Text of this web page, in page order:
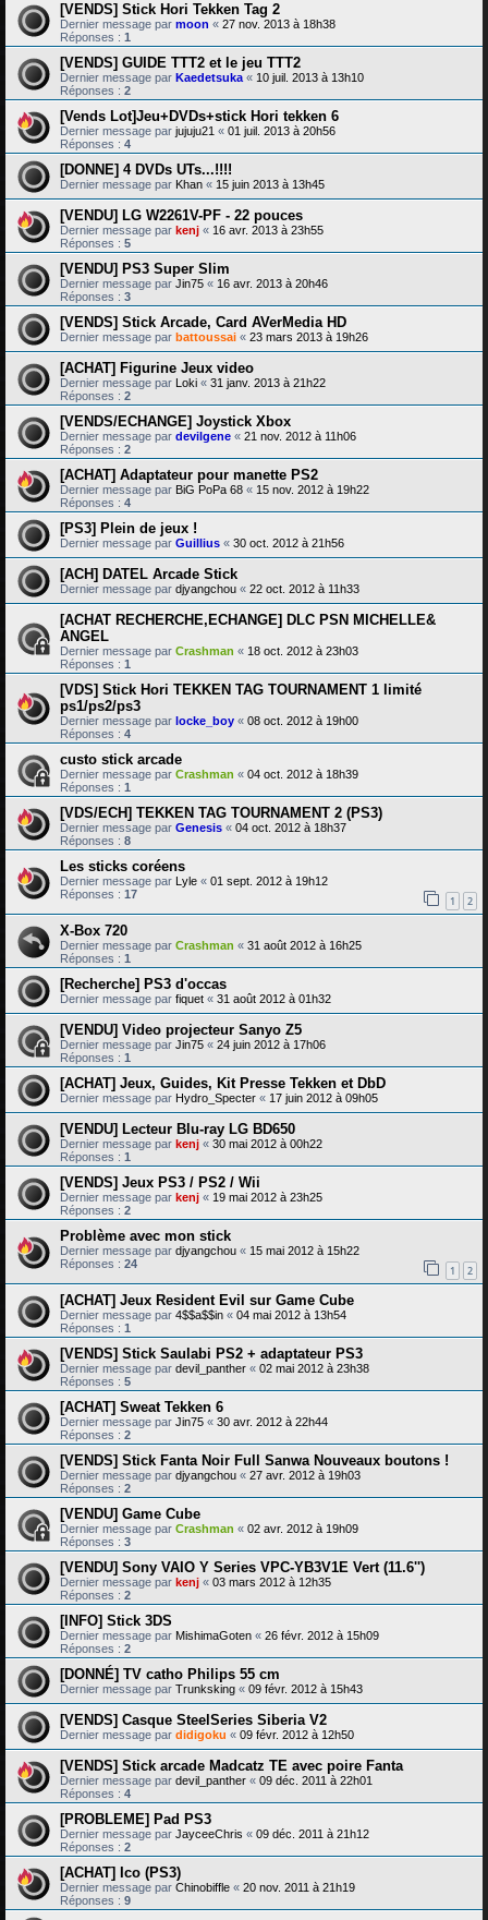
[VENDS] Stick Hori Tekken Tag 2
Dernier message par moon « 27 nov. 2013 à 18h38
Réponses : 1
[VENDS] GUIDE TTT2 et le jeu TTT2
Dernier message par Kaedetsuka « 10 juil. 2013 à 13h10
Réponses : 2
[Vends Lot]Jeu+DVDs+stick Hori tekken 6
Dernier message par jujuju21 « 01 juil. 2013 à 20h56
Réponses : 4
[DONNE] 4 DVDs UTs...!!!!
Dernier message par Khan « 15 juin 2013 à 13h45
[VENDU] LG W2261V-PF - 22 pouces
Dernier message par kenj « 16 avr. 2013 à 23h55
Réponses : 5
[VENDU] PS3 Super Slim
Dernier message par Jin75 « 16 avr. 2013 à 20h46
Réponses : 3
[VENDS] Stick Arcade, Card AVerMedia HD
Dernier message par battoussai « 23 mars 2013 à 19h26
[ACHAT] Figurine Jeux video
Dernier message par Loki « 31 janv. 2013 à 21h22
Réponses : 2
[VENDS/ECHANGE] Joystick Xbox
Dernier message par devilgene « 21 nov. 2012 à 11h06
Réponses : 2
[ACHAT] Adaptateur pour manette PS2
Dernier message par BiG PoPa 68 « 15 nov. 2012 à 19h22
Réponses : 4
[PS3] Plein de jeux !
Dernier message par Guillius « 30 oct. 2012 à 21h56
[ACH] DATEL Arcade Stick
Dernier message par djyangchou « 22 oct. 2012 à 11h33
[ACHAT RECHERCHE,ECHANGE] DLC PSN MICHELLE&
ANGEL
Dernier message par Crashman « 18 oct. 2012 à 23h03
Réponses : 1
[VDS] Stick Hori TEKKEN TAG TOURNAMENT 1 limité
ps1/ps2/ps3
Dernier message par locke_boy « 08 oct. 2012 à 19h00
Réponses : 4
custo stick arcade
Dernier message par Crashman « 04 oct. 2012 à 18h39
Réponses : 1
[VDS/ECH] TEKKEN TAG TOURNAMENT 2 (PS3)
Dernier message par Genesis « 04 oct. 2012 à 18h37
Réponses : 8
Les sticks coréens
Dernier message par Lyle « 01 sept. 2012 à 19h12
Réponses : 17 1 2
X-Box 720
Dernier message par Crashman « 31 août 2012 à 16h25
Réponses : 1
[Recherche] PS3 d'occas
Dernier message par fiquet « 31 août 2012 à 01h32
[VENDU] Video projecteur Sanyo Z5
Dernier message par Jin75 « 24 juin 2012 à 17h06
Réponses : 1
[ACHAT] Jeux, Guides, Kit Presse Tekken et DbD
Dernier message par Hydro_Specter « 17 juin 2012 à 09h05
[VENDU] Lecteur Blu-ray LG BD650
Dernier message par kenj « 30 mai 2012 à 00h22
Réponses : 1
[VENDS] Jeux PS3 / PS2 / Wii
Dernier message par kenj « 19 mai 2012 à 23h25
Réponses : 2
Problème avec mon stick
Dernier message par djyangchou « 15 mai 2012 à 15h22
Réponses : 24 1 2
[ACHAT] Jeux Resident Evil sur Game Cube
Dernier message par 4$$a$$in « 04 mai 2012 à 13h54
Réponses : 1
[VENDS] Stick Saulabi PS2 + adaptateur PS3
Dernier message par devil_panther « 02 mai 2012 à 23h38
Réponses : 5
[ACHAT] Sweat Tekken 6
Dernier message par Jin75 « 30 avr. 2012 à 22h44
Réponses : 2
[VENDS] Stick Fanta Noir Full Sanwa Nouveaux boutons !
Dernier message par djyangchou « 27 avr. 2012 à 19h03
Réponses : 2
[VENDU] Game Cube
Dernier message par Crashman « 02 avr. 2012 à 19h09
Réponses : 3
[VENDU] Sony VAIO Y Series VPC-YB3V1E Vert (11.6'')
Dernier message par kenj « 03 mars 2012 à 12h35
Réponses : 2
[INFO] Stick 3DS
Dernier message par MishimaGoten « 26 févr. 2012 à 15h09
Réponses : 2
[DONNÉ] TV catho Philips 55 cm
Dernier message par Trunksking « 09 févr. 2012 à 15h43
[VENDS] Casque SteelSeries Siberia V2
Dernier message par didigoku « 09 févr. 2012 à 12h50
[VENDS] Stick arcade Madcatz TE avec poire Fanta
Dernier message par devil_panther « 09 déc. 2011 à 22h01
Réponses : 4
[PROBLEME] Pad PS3
Dernier message par JayceeChris « 09 déc. 2011 à 21h12
Réponses : 2
[ACHAT] Ico (PS3)
Dernier message par Chinobiffle « 20 nov. 2011 à 21h19
Réponses : 9